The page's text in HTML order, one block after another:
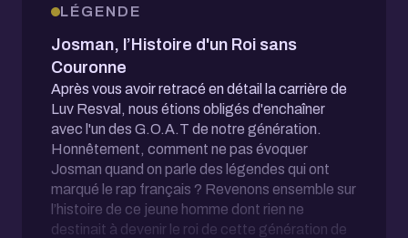
LÉGENDE
Josman, l’Histoire d'un Roi sans
Couronne
Après vous avoir retracé en détail la carrière de
Luv Resval, nous étions obligés d'enchaîner
avec l'un des G.O.A.T de notre génération.
Honnêtement, comment ne pas évoquer
Josman quand on parle des légendes qui ont
marqué le rap français ? Revenons ensemble sur
l’histoire de ce jeune homme dont rien ne
destinait à devenir le roi de cette génération de